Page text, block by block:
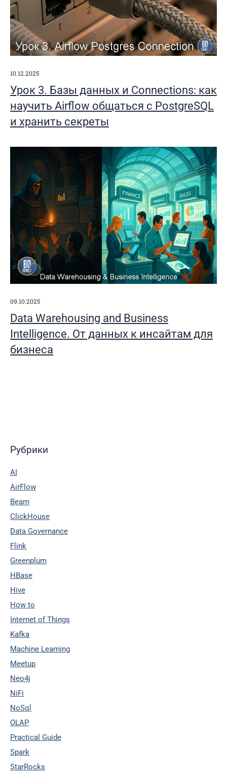
10.12.2025
Урок 3. Базы данных и Connections: как
научить Airflow общаться с PostgreSQL
и хранить секреты
09.10.2025
Data Warehousing and Business
Intelligence. От данных к инсайтам для
бизнеса
Рубрики
AI
AirFlow
Beam
ClickHouse
Data Governance
Flink
Greenplum
HBase
Hive
How to
Internet of Things
Kafka
Machine Learning
Meetup
Neo4j
NiFi
NoSql
OLAP
Practical Guide
Spark
StarRocks